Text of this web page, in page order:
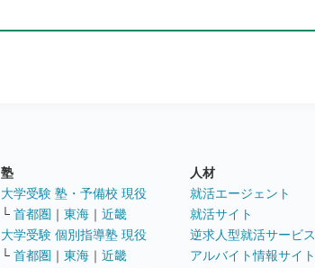
塾
大学受験 塾・予備校 現役
└ 首都圏 ｜ 東海 ｜ 近畿
大学受験 個別指導塾 現役
└ 首都圏 ｜ 東海 ｜ 近畿
人材
就活エージェント
就活サイト
逆求人型就活サービス
アルバイト情報サイト